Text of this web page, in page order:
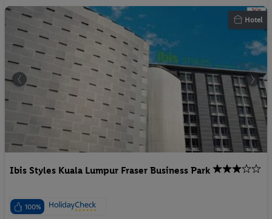
Hotel
Ibis Styles Kuala Lumpur Fraser Business Park
100%